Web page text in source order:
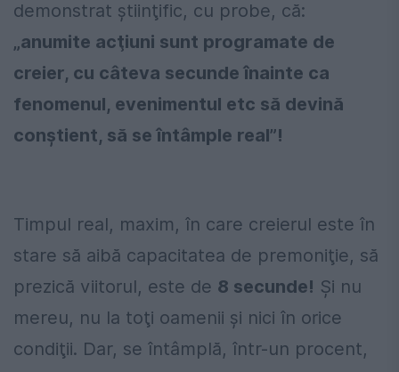
demonstrat ştiinţific, cu probe, că:
„anumite acţiuni sunt programate de
creier, cu câteva secunde înainte ca
fenomenul, evenimentul etc să devină
conştient, să se întâmple real”!
Timpul real, maxim, în care creierul este în
stare să aibă capacitatea de premoniţie, să
prezică viitorul, este de 8 secunde! Şi nu
mereu, nu la toţi oamenii şi nici în orice
condiţii. Dar, se întâmplă, într-un procent,